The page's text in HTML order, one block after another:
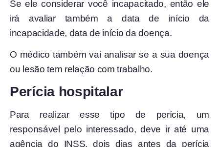
Se ele considerar você incapacitado, então ele
irá avaliar também a data de início da
incapacidade, data de início da doença.
O médico também vai analisar se a sua doença
ou lesão tem relação com trabalho.
Perícia hospitalar
Para realizar esse tipo de perícia, um
responsável pelo interessado, deve ir até uma
agência do INSS, dois dias antes da perícia